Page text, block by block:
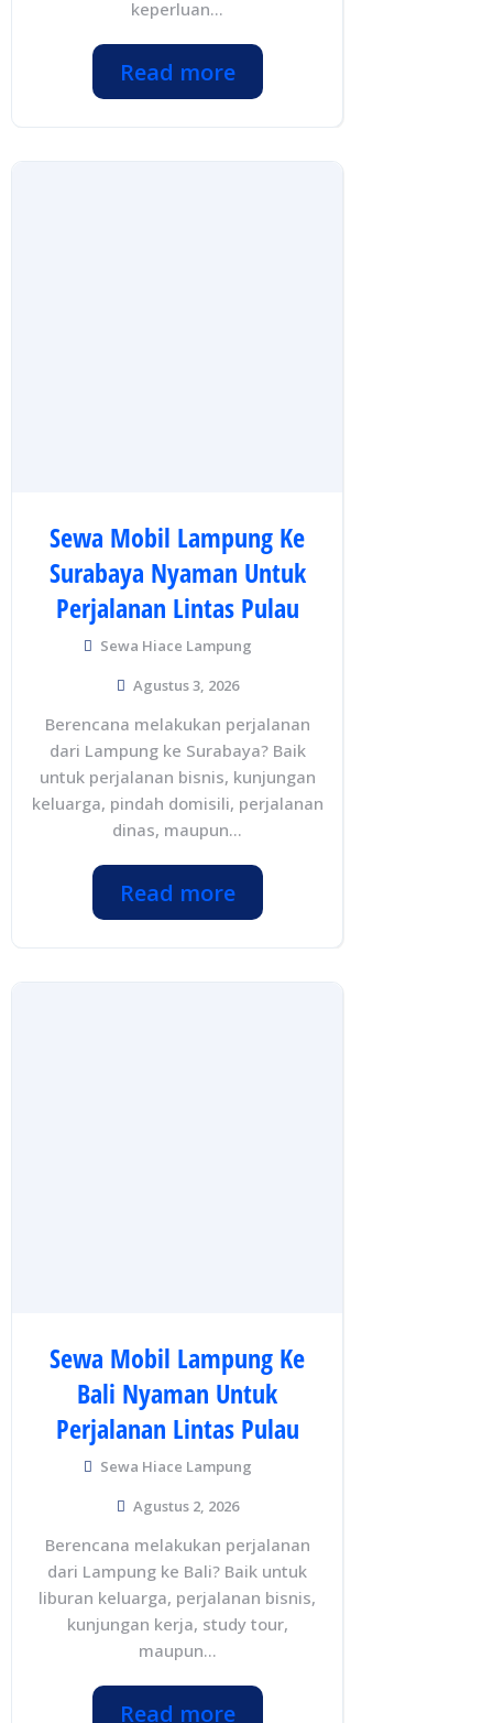
keperluan...
Read more
Sewa Mobil Lampung Ke
Surabaya Nyaman Untuk
Perjalanan Lintas Pulau
Sewa Hiace Lampung
Agustus 3, 2026
Berencana melakukan perjalanan
dari Lampung ke Surabaya? Baik
untuk perjalanan bisnis, kunjungan
keluarga, pindah domisili, perjalanan
dinas, maupun...
Read more
Sewa Mobil Lampung Ke
Bali Nyaman Untuk
Perjalanan Lintas Pulau
Sewa Hiace Lampung
Agustus 2, 2026
Berencana melakukan perjalanan
dari Lampung ke Bali? Baik untuk
liburan keluarga, perjalanan bisnis,
kunjungan kerja, study tour,
maupun...
Read more